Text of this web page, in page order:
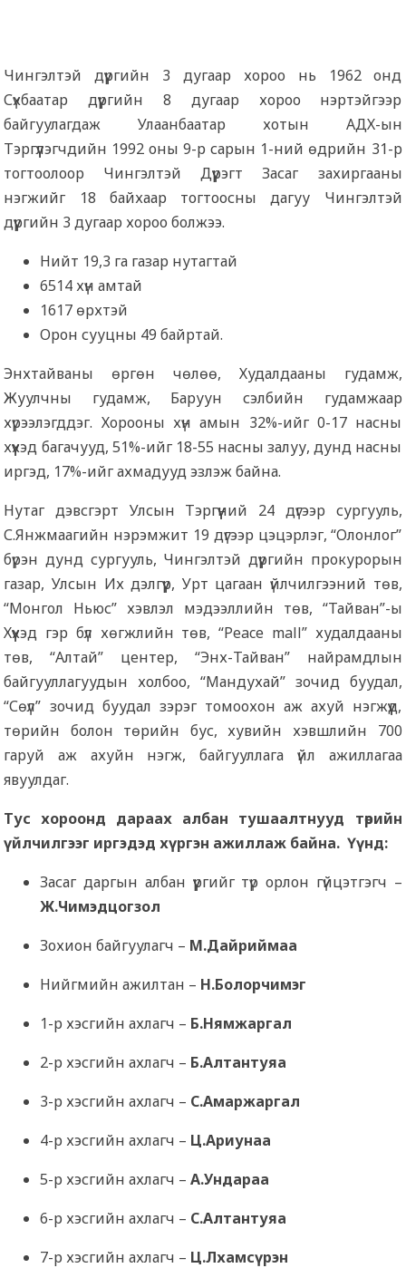
Чингэлтэй дүүргийн 3 дугаар хороо нь 1962 онд
Сүхбаатар дүүргийн 8 дугаар хороо нэртэйгээр
байгуулагдаж Улаанбаатар хотын АДХ-ын
Тэргүүлэгчдийн 1992 оны 9-р сарын 1-ний өдрийн 31-р
тогтоолоор Чингэлтэй Дүүрэгт Засаг захиргааны
нэгжийг 18 байхаар тогтоосны дагуу Чингэлтэй
дүүргийн 3 дугаар хороо болжээ.
Нийт 19,3 га газар нутагтай
6514 хүн амтай
1617 өрхтэй
Орон сууцны 49 байртай.
Энхтайваны өргөн чөлөө, Худалдааны гудамж,
Жуулчны гудамж, Баруун сэлбийн гудамжаар
хүрээлэгддэг. Хорооны хүн амын 32%-ийг 0-17 насны
хүүхэд багачууд, 51%-ийг 18-55 насны залуу, дунд насны
иргэд, 17%-ийг ахмадууд эзлэж байна.
Нутаг дэвсгэрт Улсын Тэргүүний 24 дүгээр сургууль,
С.Янжмаагийн нэрэмжит 19 дүгээр цэцэрлэг, “Олонлог”
бүрэн дунд сургууль, Чингэлтэй дүүргийн прокурорын
газар, Улсын Их дэлгүүр, Урт цагаан үйлчилгээний төв,
“Монгол Ньюс” хэвлэл мэдээллийн төв, “Тайван”-ы
Хүүхэд гэр бүл хөгжлийн төв, “Peace mall” худалдааны
төв, “Алтай” центер, “Энх-Тайван” найрамдлын
байгууллагуудын холбоо, “Мандухай” зочид буудал,
“Сөүл” зочид буудал зэрэг томоохон аж ахуй нэгжүүд,
төрийн болон төрийн бус, хувийн хэвшлийн 700
гаруй аж ахуйн нэгж, байгууллага үйл ажиллагаа
явуулдаг.
Тус хороонд дараах албан тушаалтнууд төрийн
үйлчилгээг иргэдэд хүргэн ажиллаж байна. Үүнд:
Засаг даргын албан үүргийг түр орлон гүйцэтгэгч –
Ж.Чимэдцогзол
Зохион байгуулагч – М.Дайриймаа
Нийгмийн ажилтан – Н.Болорчимэг
1-р хэсгийн ахлагч – Б.Нямжаргал
2-р хэсгийн ахлагч – Б.Алтантуяа
3-р хэсгийн ахлагч – С.Амаржаргал
4-р хэсгийн ахлагч – Ц.Ариунаа
5-р хэсгийн ахлагч – А.Ундараа
6-р хэсгийн ахлагч – С.Алтантуяа
7-р хэсгийн ахлагч – Ц.Лхамсүрэн